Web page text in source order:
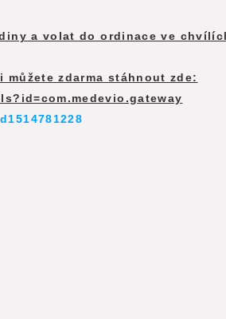
a volat do ordinace ve
zdarma stáhnout zde: